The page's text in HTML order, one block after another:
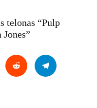
telonas “Pulp